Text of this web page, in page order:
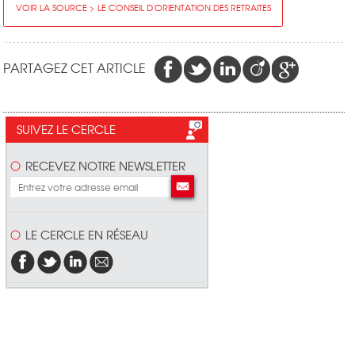
VOIR LA SOURCE > LE CONSEIL D'ORIENTATION DES RETRAITES
PARTAGEZ CET ARTICLE
SUIVEZ LE CERCLE
RECEVEZ NOTRE NEWSLETTER
LE CERCLE EN RÉSEAU